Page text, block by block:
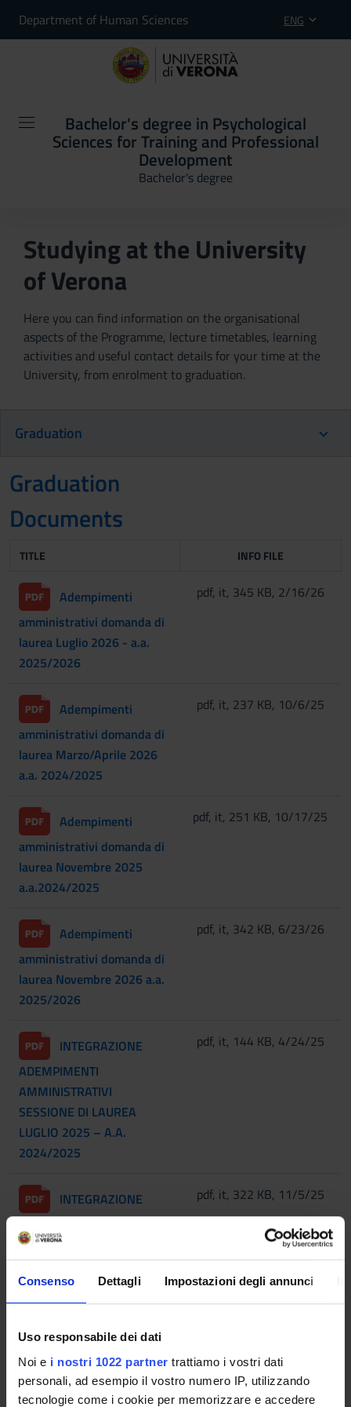
Consenso Dettagli Impostazioni degli annunci
Uso responsabile dei dati
Noi e i nostri 1022 partner trattiamo i vostri dati
personali, ad esempio il vostro numero IP, utilizzando
tecnologie come i cookie per memorizzare e accedere
Department of Human Sciences ENG
Bachelor's degree in Psychological
Sciences for Training and Professional
Development
Bachelor's degree
Studying at the University
of Verona
Here you can find information on the organisational
aspects of the Programme, lecture timetables, learning
activities and useful contact details for your time at the
University, from enrolment to graduation.
Graduation
Graduation
Documents
TITLE INFO FILE
Adempimenti
amministrativi domanda di
laurea Luglio 2026 - a.a.
2025/2026
pdf, it, 345 KB, 2/16/26
Adempimenti
amministrativi domanda di
laurea Marzo/Aprile 2026
a.a. 2024/2025
pdf, it, 237 KB, 10/6/25
Adempimenti
amministrativi domanda di
laurea Novembre 2025
a.a.2024/2025
pdf, it, 251 KB, 10/17/25
Adempimenti
amministrativi domanda di
laurea Novembre 2026 a.a.
2025/2026
pdf, it, 342 KB, 6/23/26
INTEGRAZIONE
ADEMPIMENTI
AMMINISTRATIVI
SESSIONE DI LAUREA
LUGLIO 2025 – A.A.
2024/2025
pdf, it, 144 KB, 4/24/25
INTEGRAZIONE
AMMINISTRATIVI
SESSIONE DI LAUREA
MARZO/APRILE 2026 –
A.A. 2024/2025
pdf, it, 322 KB, 11/5/25
stesura della tesi